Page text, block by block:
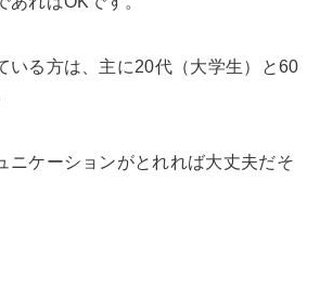
いる方は、主に20代（大学生）と60
ニケーションがとれれば大丈夫だそ